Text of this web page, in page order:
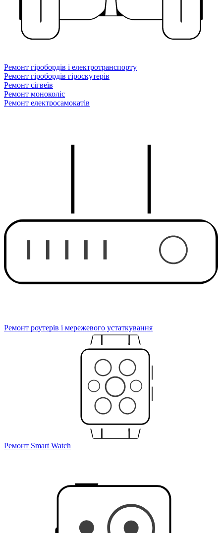
Ремонт гіробордів і електротранспорту
Ремонт гіробордів гіроскутерів
Ремонт сігвеїв
Ремонт моноколіс
Ремонт електросамокатів
Ремонт роутерів і мережевого устаткування
Ремонт Smart Watch